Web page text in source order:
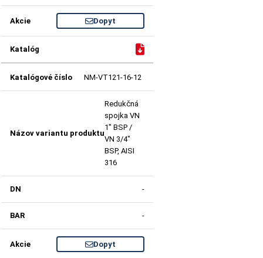
Dopyt
NM-VT121-16-12
Redukčná
spojka VN
1" BSP /
VN 3/4"
BSP, AISI
316
-
-
Dopyt